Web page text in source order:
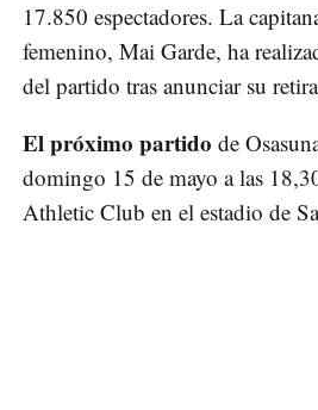
17.850 espectadores. La
femenino, Mai Garde, ha
del partido tras anunciar su
El próximo partido de
domingo 15 de mayo a las
Athletic Club en el estadio de